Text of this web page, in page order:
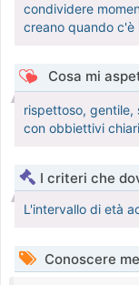
condividere
creano quando c'è
Cosa mi
rispettoso, gentile,
con obbiettivi
I criteri che
L'intervallo di età
Conoscere me